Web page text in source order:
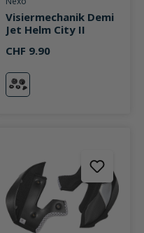
Visiermechanik Demi
Jet Helm City II
CHF 9.90
neutral